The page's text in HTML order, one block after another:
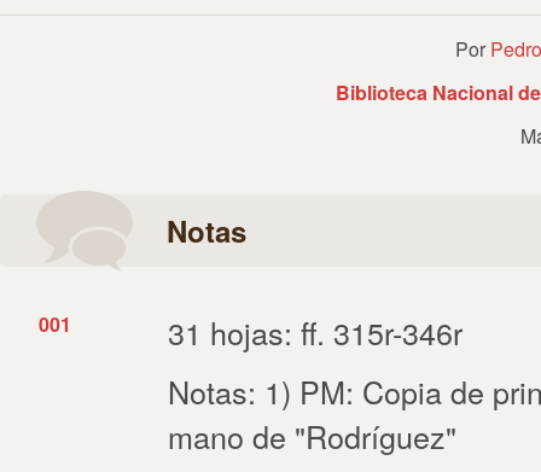
Por
Biblioteca Nacional
Notas
001
31 hojas: ff. 315r-346r
Notas: 1) PM: Copia de
mano de "Rodríguez"